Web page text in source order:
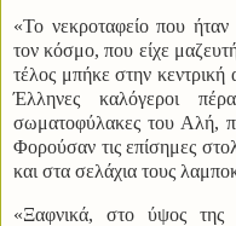
«Το νεκροταφείο που
τον κόσμο, που είχε
τέλος μπήκε στην
Έλληνες καλόγεροι
σωματοφύλακες του Αλή,
Φορούσαν τις επίσημες
και στα σελάχια τους
«Ξαφνικά, στο ύψος